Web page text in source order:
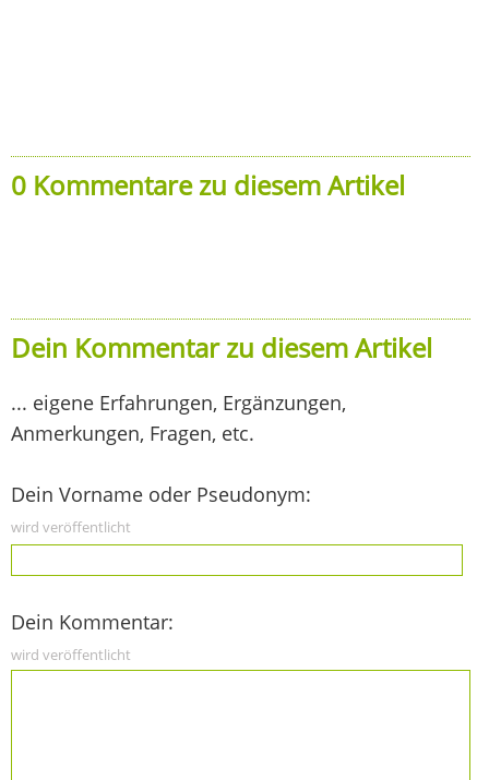
0 Kommentare zu diesem Artikel
Dein Kommentar zu diesem Artikel
... eigene Erfahrungen, Ergänzungen,
Anmerkungen, Fragen, etc.
Dein Vorname oder Pseudonym:
wird veröffentlicht
Dein Kommentar:
wird veröffentlicht